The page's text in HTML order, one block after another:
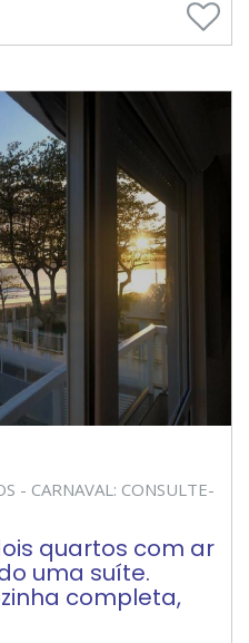
- CARNAVAL: CONSULTE-
quartos com ar
uma suíte.
completa,